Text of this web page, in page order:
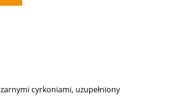
cyrkoniami, uzupełniony